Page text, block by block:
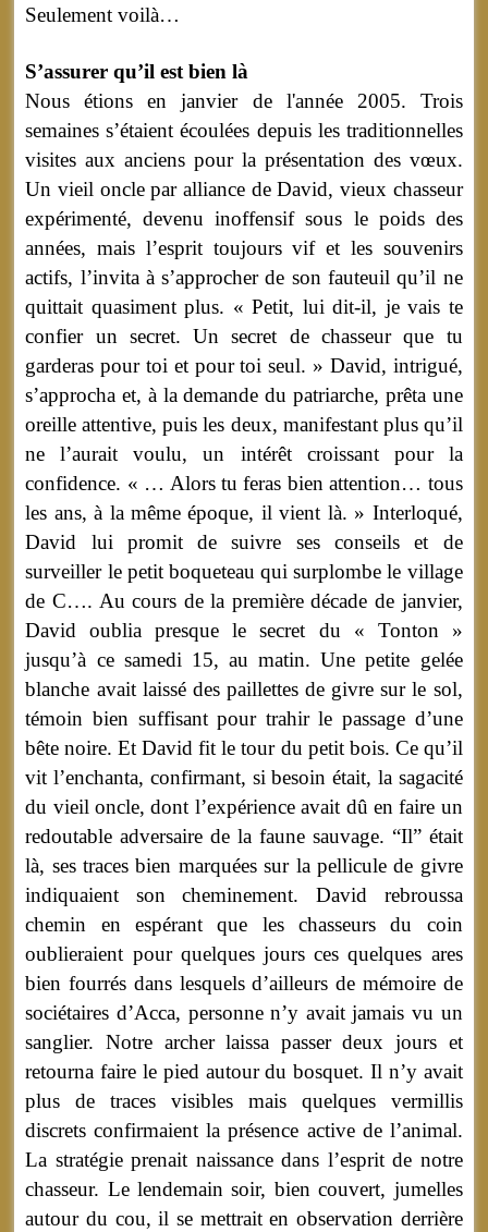
Seulement voilà…
S’assurer qu’il est bien là
Nous étions en janvier de l'année 2005. Trois
semaines s’étaient écoulées depuis les traditionnelles
visites aux anciens pour la présentation des vœux.
Un vieil oncle par alliance de David, vieux chasseur
expérimenté, devenu inoffensif sous le poids des
années, mais l’esprit toujours vif et les souvenirs
actifs, l’invita à s’approcher de son fauteuil qu’il ne
quittait quasiment plus. « Petit, lui dit-il, je vais te
confier un secret. Un secret de chasseur que tu
garderas pour toi et pour toi seul. » David, intrigué,
s’approcha et, à la demande du patriarche, prêta une
oreille attentive, puis les deux, manifestant plus qu’il
ne l’aurait voulu, un intérêt croissant pour la
confidence. « … Alors tu feras bien attention… tous
les ans, à la même époque, il vient là. » Interloqué,
David lui promit de suivre ses conseils et de
surveiller le petit boqueteau qui surplombe le village
de C…. Au cours de la première décade de janvier,
David oublia presque le secret du « Tonton »
jusqu’à ce samedi 15, au matin. Une petite gelée
blanche avait laissé des paillettes de givre sur le sol,
témoin bien suffisant pour trahir le passage d’une
bête noire. Et David fit le tour du petit bois. Ce qu’il
vit l’enchanta, confirmant, si besoin était, la sagacité
du vieil oncle, dont l’expérience avait dû en faire un
redoutable adversaire de la faune sauvage. “Il” était
là, ses traces bien marquées sur la pellicule de givre
indiquaient son cheminement. David rebroussa
chemin en espérant que les chasseurs du coin
oublieraient pour quelques jours ces quelques ares
bien fourrés dans lesquels d’ailleurs de mémoire de
sociétaires d’Acca, personne n’y avait jamais vu un
sanglier. Notre archer laissa passer deux jours et
retourna faire le pied autour du bosquet. Il n’y avait
plus de traces visibles mais quelques vermillis
discrets confirmaient la présence active de l’animal.
La stratégie prenait naissance dans l’esprit de notre
chasseur. Le lendemain soir, bien couvert, jumelles
autour du cou, il se mettrait en observation derrière